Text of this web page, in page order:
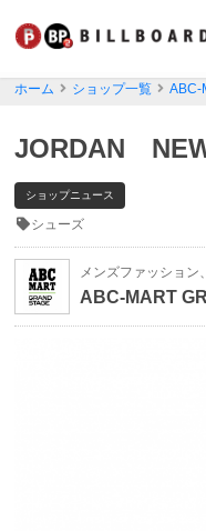
ホーム ショップ一覧 ABC-
JORDAN
ショップニュース
シューズ
メンズファッション
ABC-MART